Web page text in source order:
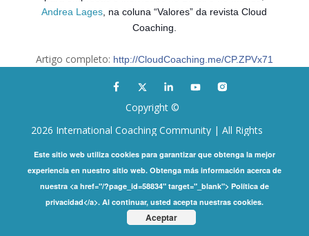
Andrea Lages , na coluna “Valores” da revista Cloud
Coaching.
Artigo completo: http://CloudCoaching.me/CP.ZPVx71
Copyright ©
2026 International Coaching Community | All Rights
Este sitio web utiliza cookies para garantizar que obtenga la mejor
experiencia en nuestro sitio web. Obtenga más información acerca de
nuestra <a href="/?page_id=58834" target="_blank"> Política de
privacidad</a>. Al continuar, usted acepta nuestras cookies.
Aceptar